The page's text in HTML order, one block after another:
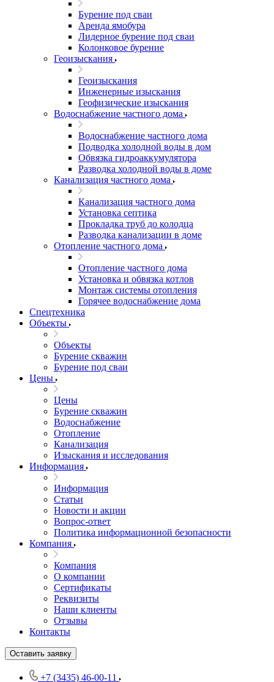
Бурение под сваи
Аренда ямобура
Лидерное бурение под сваи
Колонковое бурение
Геоизыскания
Геоизыскания
Инженерные изыскания
Геофизические изыскания
Водоснабжение частного дома
Водоснабжение частного дома
Подводка холодной воды в дом
Обвязка гидроаккумулятора
Разводка холодной воды в доме
Канализация частного дома
Канализация частного дома
Установка септика
Прокладка труб до колодца
Разводка канализации в доме
Отопление частного дома
Отопление частного дома
Установка и обвязка котлов
Монтаж системы отопления
Горячее водоснабжение дома
Спецтехника
Объекты
Объекты
Бурение скважин
Бурение под сваи
Цены
Цены
Бурение скважин
Водоснабжение
Отопление
Канализация
Изыскания и исследования
Информация
Информация
Статьи
Новости и акции
Вопрос-ответ
Политика информационной безопасности
Компания
Компания
О компании
Сертификаты
Реквизиты
Наши клиенты
Отзывы
Контакты
Оставить заявку
+7 (3435) 46-00-11